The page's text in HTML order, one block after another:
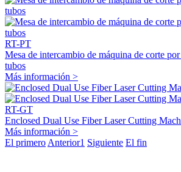
RT-PT
Mesa de intercambio de máquina de corte
tubos
Más información >
RT-GT
Enclosed Dual Use Fiber Laser Cutting
Más información >
El primero Anterior1 Siguiente El fin